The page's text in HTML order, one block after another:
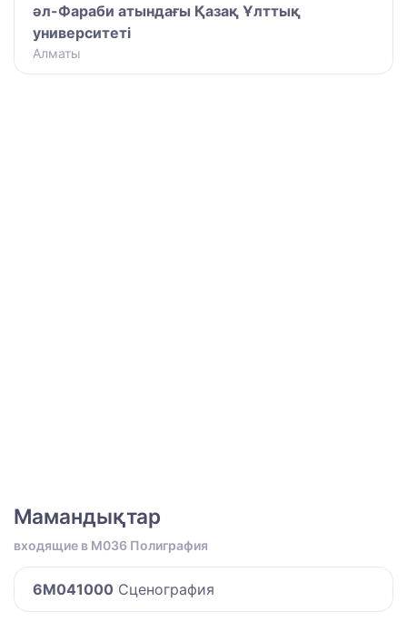
әл-Фараби атындағы Қазақ Ұлттық
университеті
Алматы
Мамандықтар
входящие в M036 Полиграфия
6M041000 Сценография